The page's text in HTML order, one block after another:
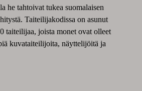
he tahtoivat tukea suomalaisen
Taiteilijakodissa on asunut
taiteilijaa, joista monet ovat olleet
kuvataiteilijoita, näyttelijöitä ja